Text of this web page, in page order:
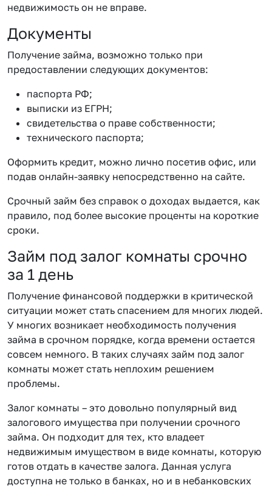
недвижимость он не вправе.
Документы
Получение займа, возможно только при
предоставлении следующих документов:
паспорта РФ;
выписки из ЕГРН;
свидетельства о праве собственности;
технического паспорта;
Оформить кредит, можно лично посетив офис, или
подав онлайн-заявку непосредственно на сайте.
Срочный займ без справок о доходах выдается, как
правило, под более высокие проценты на короткие
сроки.
Займ под залог комнаты срочно
за 1 день
Получение финансовой поддержки в критической
ситуации может стать спасением для многих людей.
У многих возникает необходимость получения
займа в срочном порядке, когда времени остается
совсем немного. В таких случаях займ под залог
комнаты может стать неплохим решением
проблемы.
Залог комнаты – это довольно популярный вид
залогового имущества при получении срочного
займа. Он подходит для тех, кто владеет
недвижимым имуществом в виде комнаты, которую
готов отдать в качестве залога. Данная услуга
доступна не только в банках, но и в небанковских